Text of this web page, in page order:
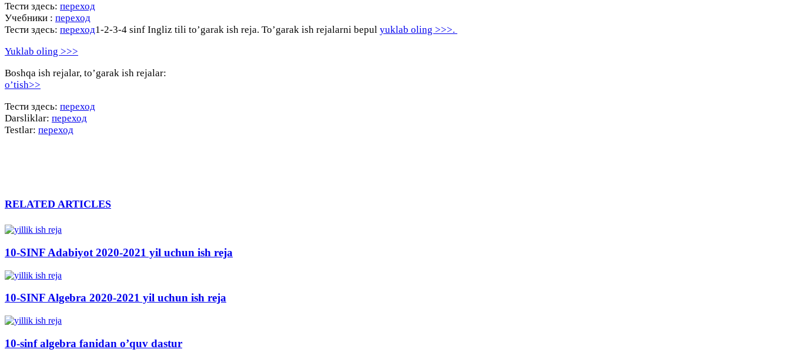
Тести здесь: переход
Учебники : переход
Тести здесь: переход1-2-3-4 sinf Ingliz tili to’garak ish reja. To’garak ish rejalarni bepul yuklab oling >>>.
Yuklab oling >>>
Boshqa ish rejalar, to’garak ish rejalar:
o’tish>>
Тести здесь: переход
Darsliklar: переход
Testlar: переход
RELATED ARTICLES
10-SINF Adabiyot 2020-2021 yil uchun ish reja
10-SINF Algebra 2020-2021 yil uchun ish reja
10-sinf algebra fanidan o’quv dastur